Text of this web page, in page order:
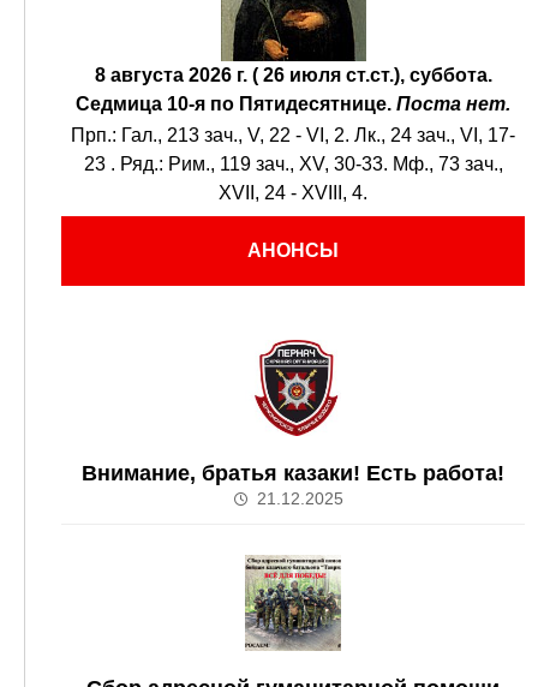
8 августа 2026 г. ( 26 июля ст.ст.), суббота.
Седмица 10-я по Пятидесятнице. Поста нет.
Прп.: Гал., 213 зач., V, 22 - VI, 2. Лк., 24 зач., VI, 17-
23 . Ряд.: Рим., 119 зач., XV, 30-33. Мф., 73 зач.,
XVII, 24 - XVIII, 4.
АНОНСЫ
Внимание, братья казаки! Есть работа!
21.12.2025